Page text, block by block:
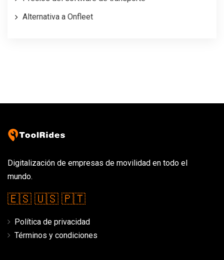
Alternativa a Onfleet
Digitalización de empresas de movilidad en todo el
mundo.
🇪🇸 🇺🇸 🇵🇹
Política de privacidad
Términos y condiciones